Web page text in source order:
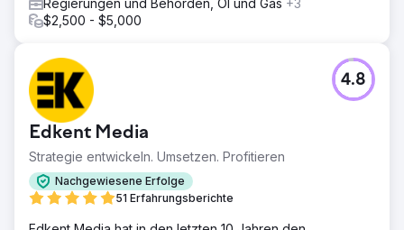
$2,500 - $5,000
Edkent Media
Strategie entwickeln. Umsetzen. Profitieren
Nachgewiesene Erfolge
51 Erfahrungsberichte
4.8